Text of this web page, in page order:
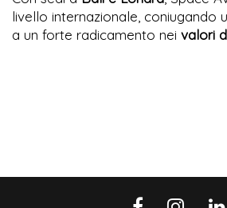
livello internazionale, coniugando
a un forte radicamento nei valori